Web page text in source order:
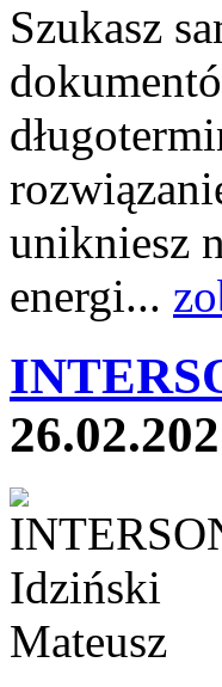
Szukasz
unikniesz
energi...